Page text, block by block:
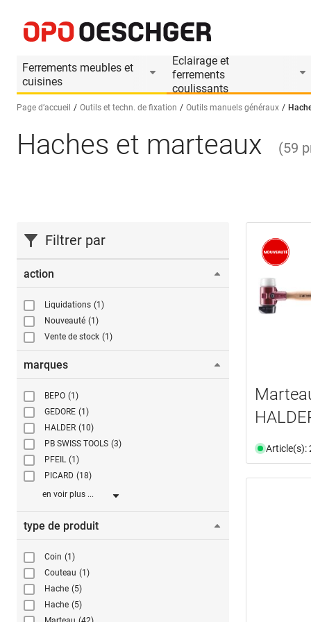
Ferrements meubles et
cuisines
Eclairage et
ferrements
coulissants
Sélectionnez une langue (FR)
Page d’accueil Outils et techn. de fixation Outils manuels généraux
Haches et marteaux (59
Filtrer par
action
Liquidations (1)
Nouveauté (1)
Vente de stock (1)
marques
BEPO (1)
GEDORE (1)
HALDER (10)
PB SWISS TOOLS (3)
PFEIL (1)
PICARD (18)
en voir plus ...
type de produit
Coin (1)
Couteau (1)
Hache (5)
Hache (5)
Article(s):